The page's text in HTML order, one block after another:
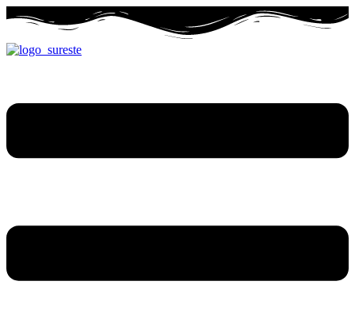
contenido